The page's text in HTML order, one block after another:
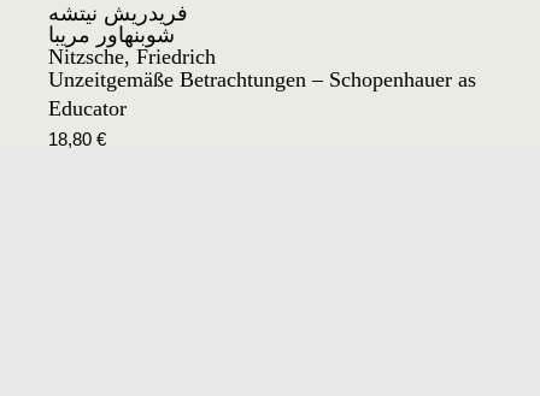
فريدريش نيتشه
شوبنهاور مريبا
Nitzsche, Friedrich
Unzeitgemäße Betrachtungen – Schopenhauer as
Educator
18,80 €